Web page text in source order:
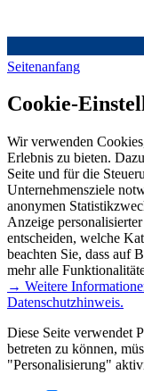
Seitenanfang
Cookie-
Wir verwenden
Erlebnis zu bieten.
Seite und für die
Unternehmensziele
anonymen
Anzeige
entscheiden, welche
beachten Sie, dass auf
mehr alle
→ Weitere
Datenschutzhinweis.
Diese Seite verwendet
betreten zu können,
"Personalisierung"